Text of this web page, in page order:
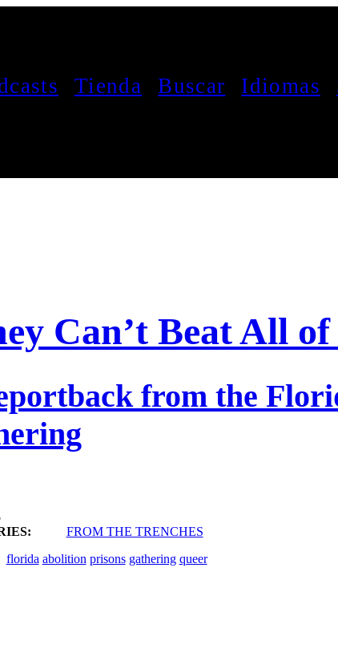
Tienda Buscar Idiomas
Can’t Beat All of
from the
FROM THE TRENCHES
florida abolition prisons gathering queer